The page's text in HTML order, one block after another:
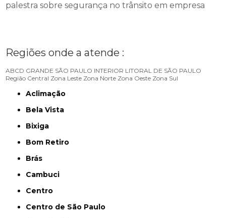
palestra sobre segurança no trânsito em empresa
Regiões onde a atende :
ABCD GRANDE SÃO PAULO INTERIOR LITORAL DE SÃO PAULO
Região Central Zona Leste Zona Norte Zona Oeste Zona Sul
Aclimação
Bela Vista
Bixiga
Bom Retiro
Brás
Cambuci
Centro
Centro de São Paulo